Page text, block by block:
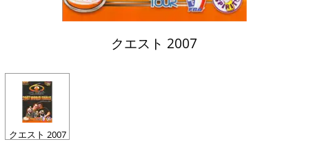
クエスト 2007
クエスト 2007